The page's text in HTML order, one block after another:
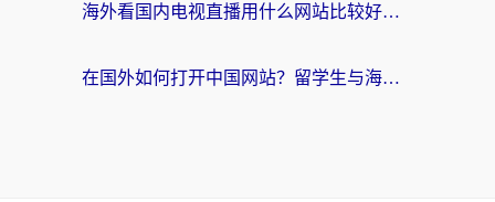
海外看国内电视直播用什么网站比较好？一篇解决你所有追剧难题的实用指南
在国外如何打开中国网站？留学生与海外华人的无缝访问指南